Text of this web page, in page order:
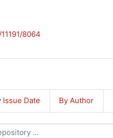
8064
Issue Date By Author